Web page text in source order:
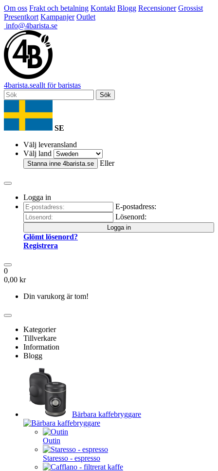
Om oss Frakt och betalning Kontakt Blogg Recensioner Grossist
Presentkort Kampanjer Outlet
info@4barista.se
4barista.seallt för baristas
Sök
SE
Välj leveransland
Välj land
Stanna inne 4barista.se Eller
Logga in
E-postadress:
Lösenord:
Logga in
Glömt lösenord?
Registrera
0
0,00 kr
Din varukorg är tom!
Kategorier
Tillverkare
Information
Blogg
Bärbara kaffebryggare
Outin
Staresso - espresso